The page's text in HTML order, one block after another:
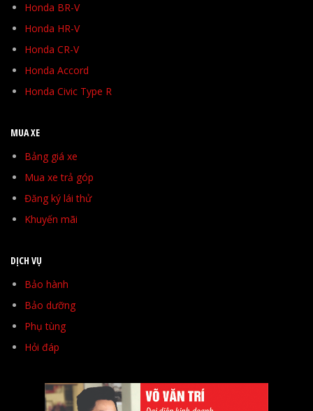
Honda BR-V
Honda HR-V
Honda CR-V
Honda Accord
Honda Civic Type R
MUA XE
Bảng giá xe
Mua xe trả góp
Đăng ký lái thử
Khuyến mãi
DỊCH VỤ
Bảo hành
Bảo dưỡng
Phụ tùng
Hỏi đáp